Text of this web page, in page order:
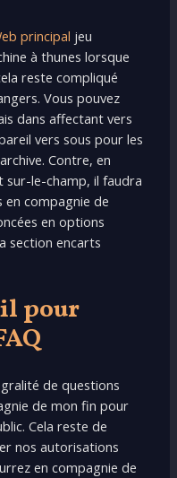
principal jeu
à thunes lorsque
reste compliqué
Vous pouvez
dans affectant vers
vers sous pour les
Contre, en
le-champ, il faudra
compagnie de
en options
section encarts
pour
de questions
de mon fin pour
Cela reste de
nos autorisations
en compagnie de